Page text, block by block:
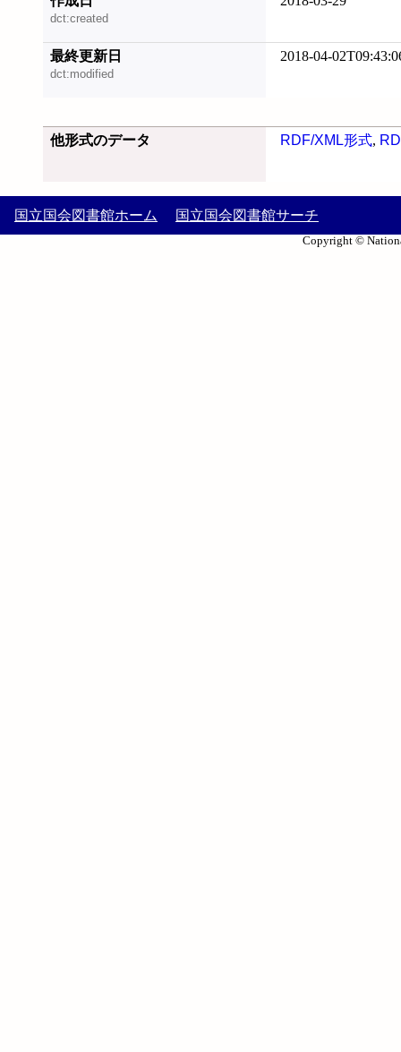
dct:created
最終更新日
dct:modified
2018-04-
他形式のデータ RDF/XML形式,
国立国会図書館ホーム 国立国会図書館サーチ
Copyright ©